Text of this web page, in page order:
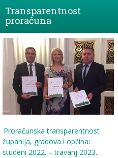
Transparentnost
proračuna
Proračunska transparentnost
županija, gradova i općina:
studeni 2022. – travanj 2023.